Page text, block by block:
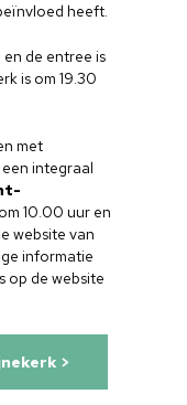
heeft.
en de entree is
is om 19.30
met
integraal
10.00 uur en
website van
informatie
op de website
>